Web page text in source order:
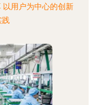
用户为中心的创新
践